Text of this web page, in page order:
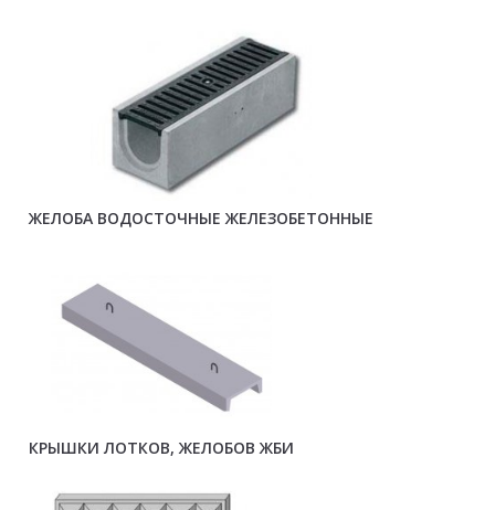
ЖЕЛОБА ВОДОСТОЧНЫЕ ЖЕЛЕЗОБЕТОННЫЕ
КРЫШКИ ЛОТКОВ, ЖЕЛОБОВ ЖБИ